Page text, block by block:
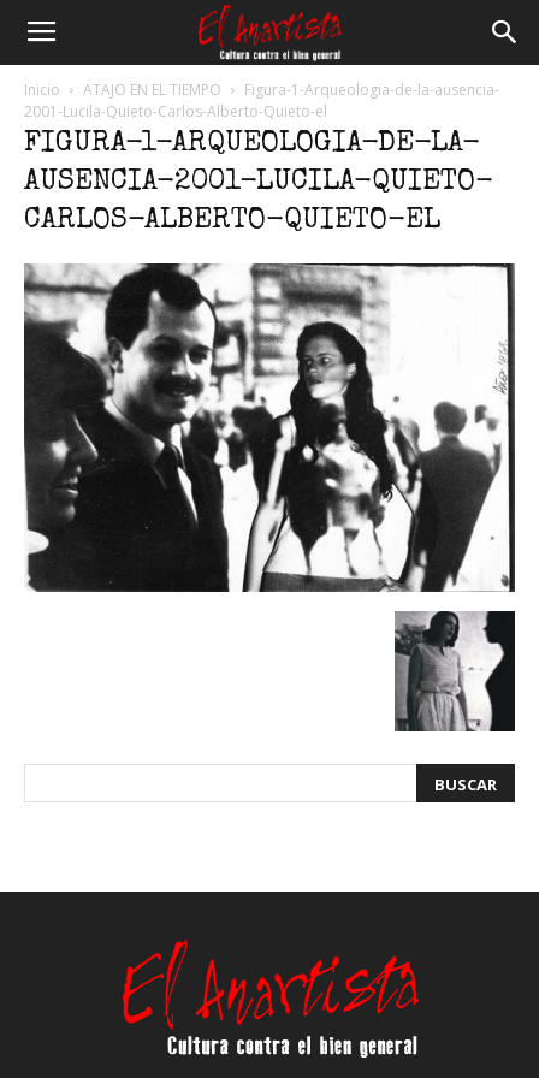
Anartista
Inicio ATAJO EN EL TIEMPO
Figura-1-Arqueologia-de-la-ausencia-
2001-Lucila-Quieto-Carlos-Alberto-Quieto-el
FIGURA-1-ARQUEOLOGIA-DE-LA-
AUSENCIA-2001-LUCILA-QUIETO-
CARLOS-ALBERTO-QUIETO-EL